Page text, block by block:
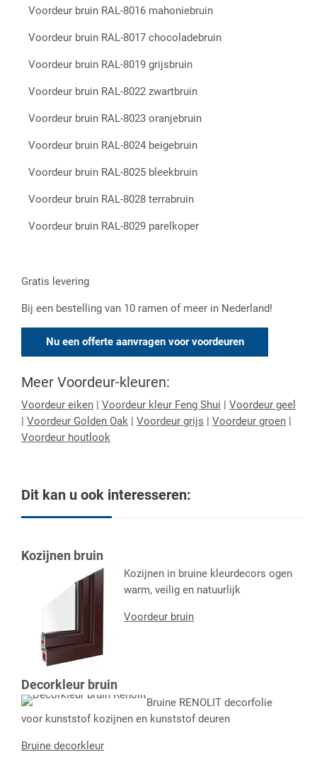
Voordeur bruin RAL-8016 mahoniebruin
Voordeur bruin RAL-8017 chocoladebruin
Voordeur bruin RAL-8019 grijsbruin
Voordeur bruin RAL-8022 zwartbruin
Voordeur bruin RAL-8023 oranjebruin
Voordeur bruin RAL-8024 beigebruin
Voordeur bruin RAL-8025 bleekbruin
Voordeur bruin RAL-8028 terrabruin
Voordeur bruin RAL-8029 parelkoper
Gratis levering
Bij een bestelling van 10 ramen of meer in Nederland!
Nu een offerte aanvragen voor voordeuren
Meer Voordeur-kleuren:
Voordeur eiken Voordeur kleur Feng Shui
Voordeur geel
Voordeur Golden Oak Voordeur grijs Voordeur groen
Voordeur houtlook
Dit kan u ook interesseren:
Kozijnen bruin
Kozijnen in bruine kleurdecors ogen
warm, veilig en natuurlijk
Voordeur bruin
Decorkleur bruin
Bruine RENOLIT decorfolie
voor kunststof kozijnen en kunststof deuren
Bruine decorkleur